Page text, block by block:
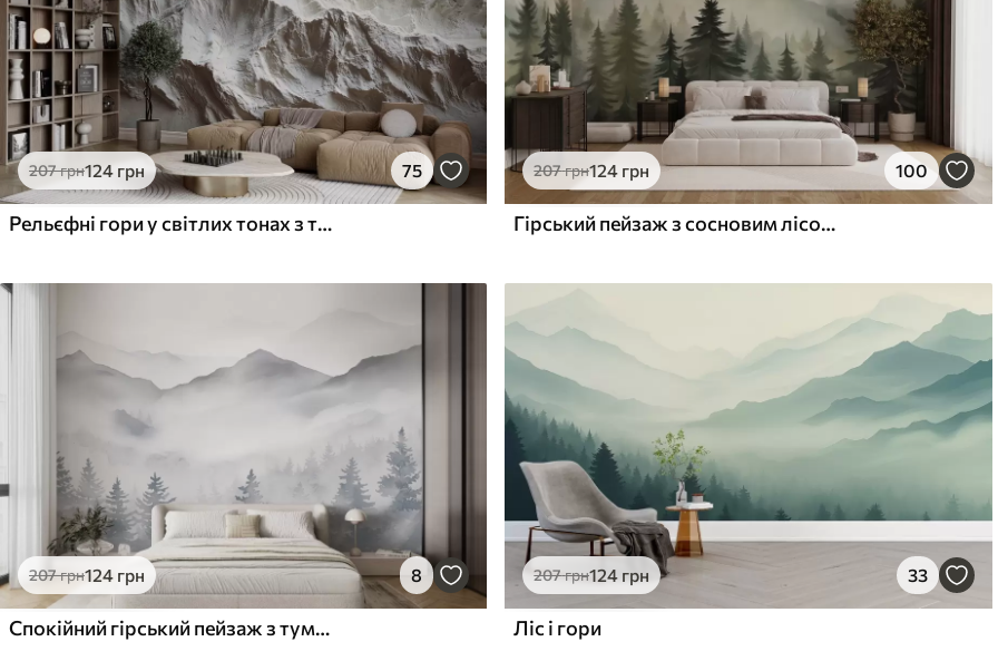
207грн124 грн 75
Рельєфні гори у світлих тонах з текстурою
207грн124 грн 100
Гірський пейзаж з сосновим лісом і шаруватими горами на світанку з легким туманом, аквареллю, що імітує мистецтво
207грн124 грн 8
Спокійний гірський пейзаж з туманними лісами в м'яких сірих і блакитних тонах
207грн124 грн 33
Ліс і гори